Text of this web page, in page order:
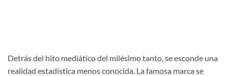
Detrás del hito mediático del milésimo tanto, se esconde una
realidad estadística menos conocida. La famosa marca se